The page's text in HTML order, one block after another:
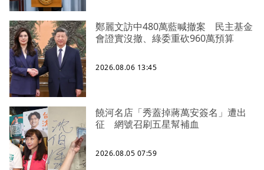
鄭麗文訪中480萬藍喊撤案 民主基金
會證實沒撤、綠委重砍960萬預算
2026.08.06 13:45
饒河名店「秀蓋掉蔣萬安簽名」遭出
征 網號召刷五星幫補血
2026.08.05 07:59